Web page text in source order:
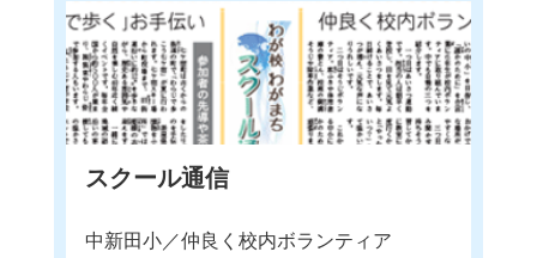
スクール通信
中新田小／仲良く校内ボランティア